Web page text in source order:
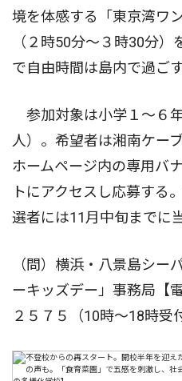
境を体感する「東京湾ワ
（２時50分〜３時30分
で自由時間は島内で過ごす
参加対象は小学１〜６
人）。希望者は湘南ケー
ホームページ内の専用バ
トにアクセスし応募する
選者には11月中旬までに
（問）横浜・八景島シー
ーキッズデー」事務局【
２５７５（10時〜18時受